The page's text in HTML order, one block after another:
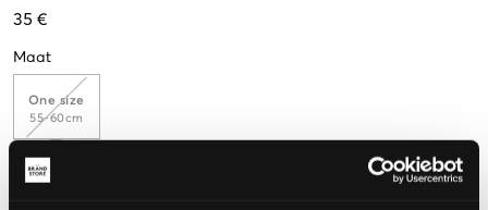
35 €
Maat
One size
55-60cm